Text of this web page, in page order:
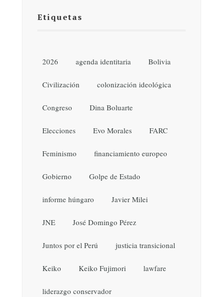
Etiquetas
2026 agenda identitaria Bolivia
Civilización colonización ideológica
Congreso Dina Boluarte
Elecciones Evo Morales FARC
Feminismo financiamiento europeo
Gobierno Golpe de Estado
informe húngaro Javier Milei
JNE José Domingo Pérez
Juntos por el Perú justicia transicional
Keiko Keiko Fujimori lawfare
liderazgo conservador